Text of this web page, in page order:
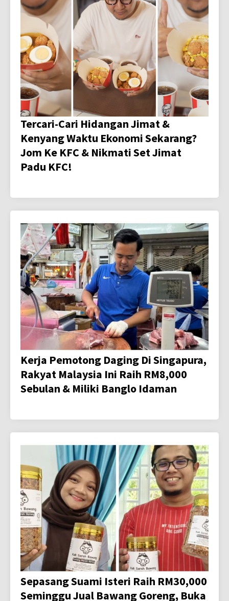
Tercari-Cari Hidangan Jimat &
Kenyang Waktu Ekonomi Sekarang?
Jom Ke KFC & Nikmati Set Jimat
Padu KFC!
Kerja Pemotong Daging Di Singapura,
Rakyat Malaysia Ini Raih RM8,000
Sebulan & Miliki Banglo Idaman
Sepasang Suami Isteri Raih RM30,000
Seminggu Jual Bawang Goreng, Buka